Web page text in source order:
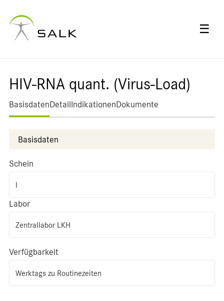
☰
HIV-RNA quant. (Virus-Load)
BasisdatenDetailIndikationenDokumente
Basisdaten
Schein
I
Labor
Zentrallabor LKH
Verfügbarkeit
Werktags zu Routinezeiten